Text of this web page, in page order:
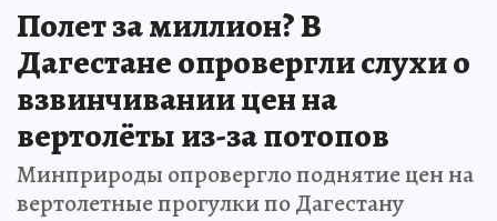
Полет за миллион? В
Дагестане опровергли слухи о
взвинчивании цен на
вертолёты из-за потопов
Минприроды опровергло поднятие цен на
вертолетные прогулки по Дагестану